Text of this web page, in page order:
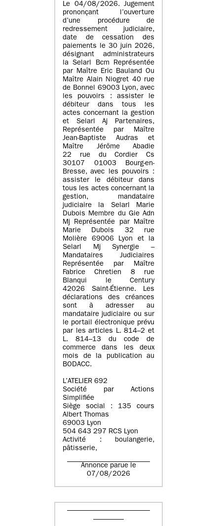
Le 04/08/2026. Jugement
prononçant l’ouverture
d’une procédure de
redressement judiciaire,
date de cessation des
paiements le 30 juin 2026,
désignant administrateurs
la Selarl Bcm Représentée
par Maître Eric Bauland Ou
Maître Alain Niogret 40 rue
de Bonnel 69003 Lyon, avec
les pouvoirs : assister le
débiteur dans tous les
actes concernant la gestion
et Selarl Aj Partenaires,
Représentée par Maître
Jean-Baptiste Audras et
Maître Jérôme Abadie
22 rue du Cordier Cs
30107 01003 Bourg-en-
Bresse, avec les pouvoirs :
assister le débiteur dans
tous les actes concernant la
gestion, mandataire
judiciaire la Selarl Marie
Dubois Membre du Gie Adn
Mj Représentée par Maître
Marie Dubois 32 rue
Molière 69006 Lyon et la
Selarl Mj Synergie –
Mandataires Judiciaires
Représentée par Maître
Fabrice Chretien 8 rue
Blanqui le Century
42026 Saint-Étienne. Les
déclarations des créances
sont à adresser au
mandataire judiciaire ou sur
le portail électronique prévu
par les articles L. 814–2 et
L. 814–13 du code de
commerce dans les deux
mois de la publication au
BODACC.
L’ATELIER 692
Société par Actions
Simplifiée
Siège social : 135 cours
Albert Thomas
69003 Lyon
504 643 297 RCS Lyon
Activité : boulangerie,
pâtisserie,
Annonce parue le
07/08/2026